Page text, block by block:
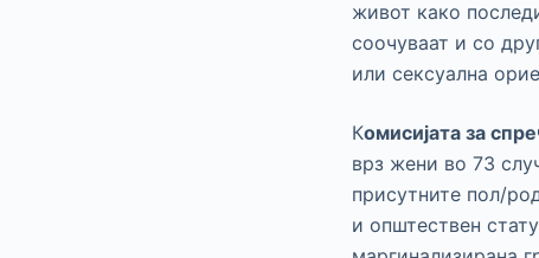
живот како
соочуваат и со
или сексуална
Комисијата за
врз жени во 73
присутните пол/
и општествен